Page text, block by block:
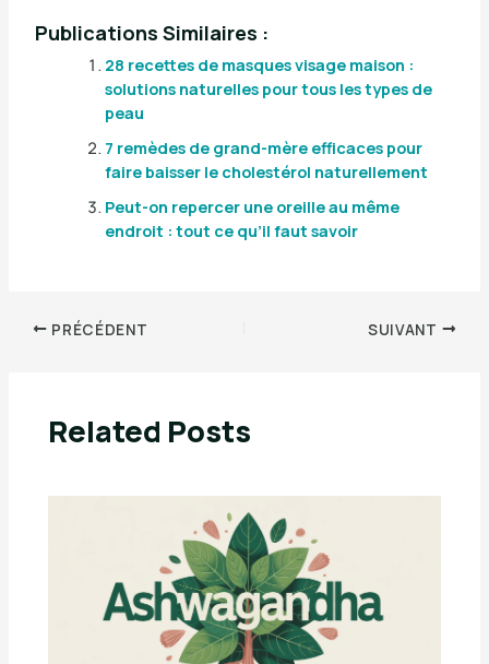
Publications Similaires :
28 recettes de masques visage maison :
solutions naturelles pour tous les types de
peau
7 remèdes de grand-mère efficaces pour
faire baisser le cholestérol naturellement
Peut-on repercer une oreille au même
endroit : tout ce qu’il faut savoir
PRÉCÉDENT SUIVANT
Related Posts